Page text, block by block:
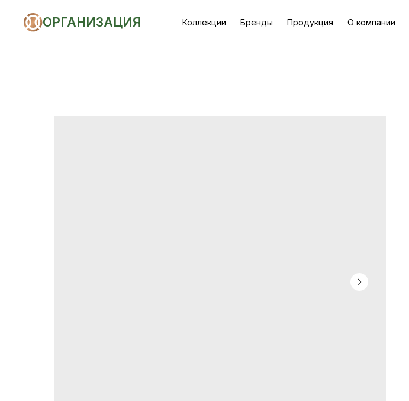
ОРГАНИЗАЦИЯ Коллекции Бренды Продукция О компании